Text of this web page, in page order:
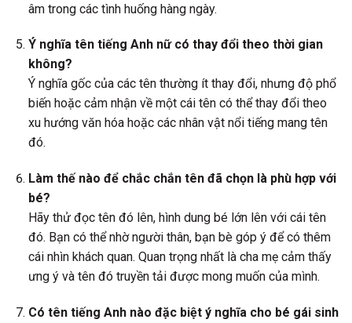
âm trong các tình huống hàng ngày.
Ý nghĩa tên tiếng Anh nữ có thay đổi theo thời gian
không?
Ý nghĩa gốc của các tên thường ít thay đổi, nhưng độ phổ
biến hoặc cảm nhận về một cái tên có thể thay đổi theo
xu hướng văn hóa hoặc các nhân vật nổi tiếng mang tên
đó.
Làm thế nào để chắc chắn tên đã chọn là phù hợp với
bé?
Hãy thử đọc tên đó lên, hình dung bé lớn lên với cái tên
đó. Bạn có thể nhờ người thân, bạn bè góp ý để có thêm
cái nhìn khách quan. Quan trọng nhất là cha mẹ cảm thấy
ưng ý và tên đó truyền tải được mong muốn của mình.
Có tên tiếng Anh nào đặc biệt ý nghĩa cho bé gái sinh